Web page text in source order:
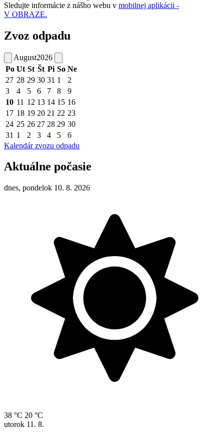
Sledujte informácie z nášho webu v mobilnej aplikácii -
V OBRAZE.
Zvoz odpadu
August2026
Po Ut St Št Pi So Ne
27 28 29 30 31 1
2
3
4 5 6 7 8
9
10 11 12 13 14 15 16
17 18 19 20 21 22 23
24 25 26 27 28 29 30
31 1 2 3 4 5
6
Kalendár zvozu odpadu
Aktuálne počasie
dnes, pondelok 10. 8. 2026
38 °C 20 °C
utorok 11. 8.